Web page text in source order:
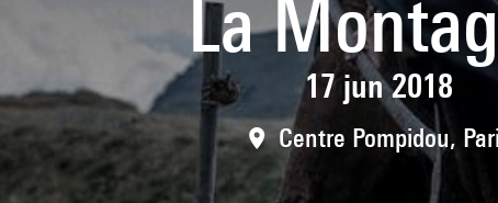
La
17 jun 2018
Centre Pompidou,